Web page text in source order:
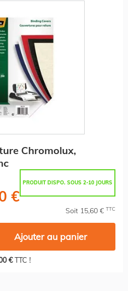
Chromolux,
PRODUIT DISPO. SOUS 2-10 JOURS
€
Soit 15,60 € TTC
Ajouter au panier
€TTC !